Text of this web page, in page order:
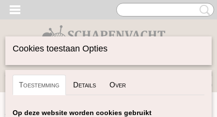
Inloggen Registreren
(0)
Home>Gekaarde Wol>Bergschaap/Maori mix
Cookies toestaan Opties
Toestemming Details Over
Op deze website worden cookies gebruikt